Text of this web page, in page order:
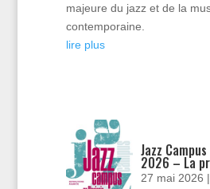
majeure du jazz et de la
contemporaine.
lire plus
Jazz
2026 – La
27 mai 2026